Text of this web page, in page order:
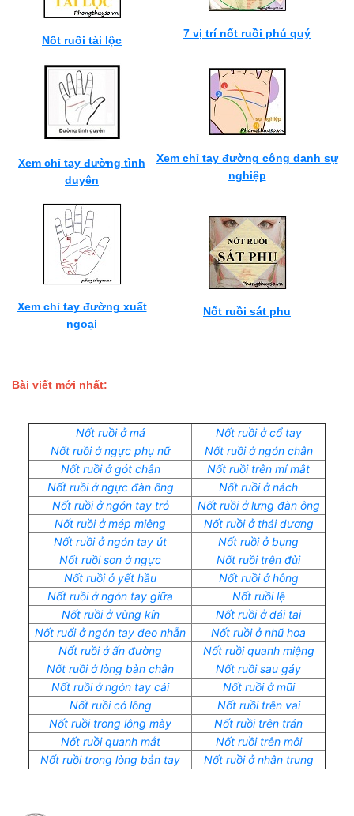
Nốt ruồi tài lộc
7 vị trí nốt ruồi phú quý
Xem chỉ tay đường tình
duyên
Xem chỉ tay đường công danh sự
nghiệp
Xem chỉ tay đường xuất
ngoại
Nốt ruồi sát phu
Bài viết mới nhất:
Nốt ruồi ở má
Nốt ruồi ở cổ tay
Nốt ruồi ở ngực phụ nữ
Nốt ruồi ở ngón chân
Nốt ruồi ở gót chân
Nốt ruồi trên mí mắt
Nốt ruồi ở ngực đàn ông
Nốt ruồi ở nách
Nốt ruồi ở ngón tay trỏ
Nốt ruồi ở lưng đàn ông
Nốt ruồi ở mép miêng
Nốt ruồi ở thái dương
Nốt ruồi ở ngón tay út
Nốt ruồi ở bụng
Nốt ruồi son ở ngực
Nốt ruồi trên đùi
Nốt ruồi ở yết hầu
Nốt ruồi ở hông
Nốt ruồi ở ngón tay giữa
Nốt ruồi lệ
Nốt ruồi ở vùng kín
Nốt ruồi ở dái tai
Nốt ruổi ở ngón tay đeo nhẫn
Nốt ruồi ở nhũ hoa
Nốt ruồi ở ấn đường
Nốt ruồi quanh miệng
Nốt ruồi ở lòng bàn chân
Nốt ruồi sau gáy
Nốt ruồi ở ngón tay cái
Nốt ruồi ở mũi
Nốt ruồi có lông
Nốt ruồi trên vai
Nốt ruồi trong lông mày
Nốt ruồi trên trán
Nốt ruồi quanh mắt
Nốt ruồi trên môi
Nốt ruồi trong lòng bản tay
Nốt ruồi ở nhân trung